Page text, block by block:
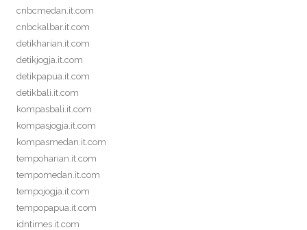
cnbcmedan.it.com
cnbckalbar.it.com
detikharian.it.com
detikjogja.it.com
detikpapua.it.com
detikbali.it.com
kompasbali.it.com
kompasjogja.it.com
kompasmedan.it.com
tempoharian.it.com
tempomedan.it.com
tempojogja.it.com
tempopapua.it.com
idntimes.it.com